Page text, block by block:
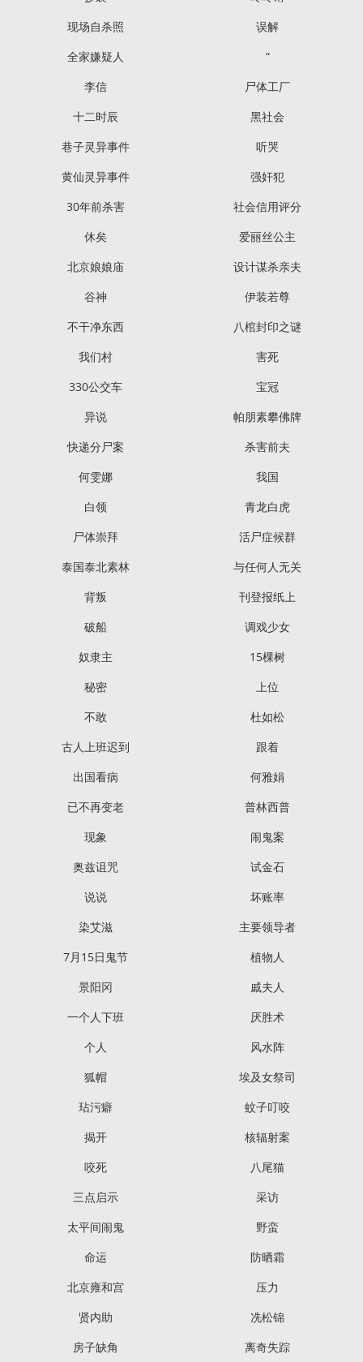
现场自杀照
误解
全家嫌疑人
“
李信
尸体工厂
十二时辰
黑社会
巷子灵异事件
听哭
黄仙灵异事件
强奸犯
30年前杀害
社会信用评分
休矣
爱丽丝公主
北京娘娘庙
设计谋杀亲夫
谷神
伊装若尊
不干净东西
八棺封印之谜
我们村
害死
330公交车
宝冠
异说
帕朋素攀佛牌
快递分尸案
杀害前夫
何雯娜
我国
白领
青龙白虎
尸体崇拜
活尸症候群
泰国泰北素林
与任何人无关
背叛
刊登报纸上
破船
调戏少女
奴隶主
15棵树
秘密
上位
不敢
杜如松
古人上班迟到
跟着
出国看病
何雅娟
已不再变老
普林西普
现象
闹鬼案
奥兹诅咒
试金石
说说
坏账率
染艾滋
主要领导者
7月15日鬼节
植物人
景阳冈
戚夫人
一个人下班
厌胜术
个人
风水阵
狐帽
埃及女祭司
玷污癖
蚊子叮咬
揭开
核辐射案
咬死
八尾猫
三点启示
采访
太平间闹鬼
野蛮
命运
防晒霜
北京雍和宫
压力
贤内助
冼松锦
房子缺角
离奇失踪